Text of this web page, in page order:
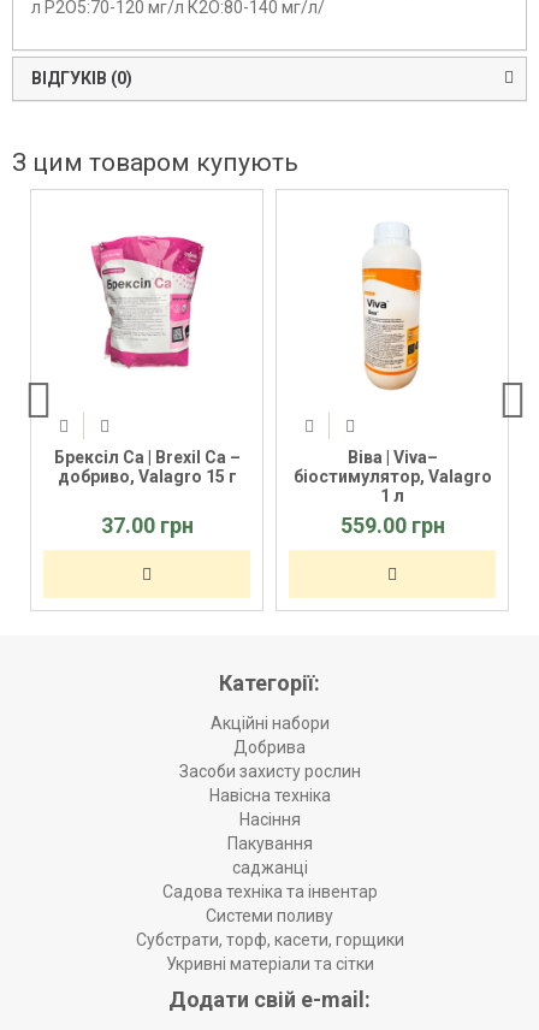
л Р2О5:70-120 мг/л К2О:80-140 мг/л/
ВІДГУКІВ (0)
З цим товаром купують
Брексіл Ca | Brexil Ca –
добриво, Valagro 15 г
37.00 грн
Віва | Viva–
біостимулятор, Valagro
1 л
559.00 грн
Категорії:
Акційні набори
Добрива
Засоби захисту рослин
Навісна техніка
Насіння
Пакування
саджанці
Садова техніка та інвентар
Системи поливу
Субстрати, торф, касети, горщики
Укривні матеріали та сітки
Додати свій e-mail: